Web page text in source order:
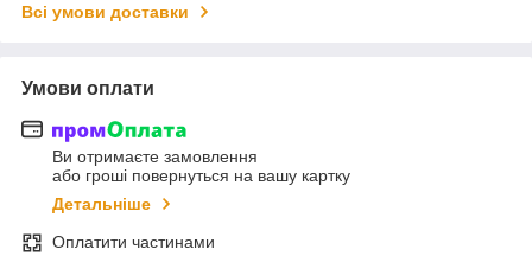
Всі умови доставки
Умови оплати
Ви отримаєте замовлення
або гроші повернуться на вашу картку
Детальніше
Оплатити частинами